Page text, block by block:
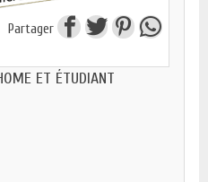
Partager
ET ÉTUDIANT